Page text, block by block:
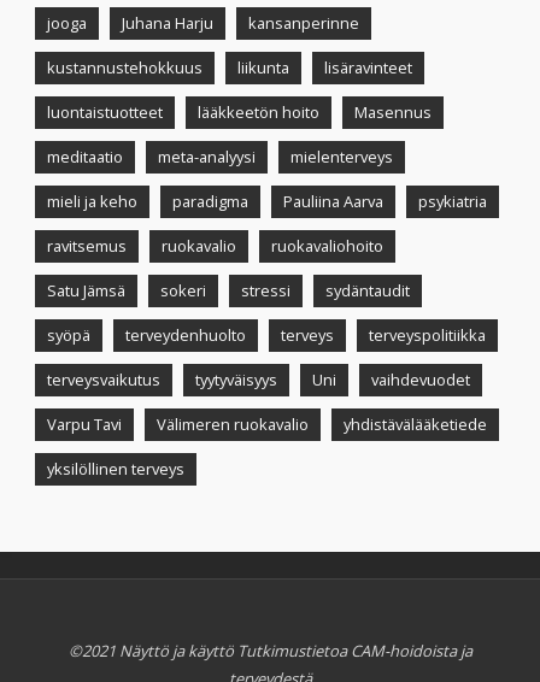
jooga Juhana Harju kansanperinne
kustannustehokkuus liikunta lisäravinteet
luontaistuotteet lääkkeetön hoito Masennus
meditaatio meta-analyysi mielenterveys
mieli ja keho paradigma Pauliina Aarva psykiatria
ravitsemus ruokavalio ruokavaliohoito
Satu Jämsä sokeri stressi sydäntaudit
syöpä terveydenhuolto terveys terveyspolitiikka
terveysvaikutus tyytyväisyys Uni vaihdevuodet
Varpu Tavi Välimeren ruokavalio yhdistävälääketiede
yksilöllinen terveys
©2021 Näyttö ja käyttö Tutkimustietoa CAM-hoidoista ja